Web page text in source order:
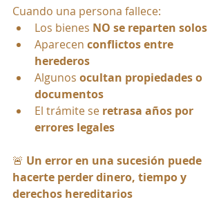
Cuando una persona fallece:
Los bienes NO se reparten solos
Aparecen conflictos entre
herederos
Algunos ocultan propiedades o
documentos
El trámite se retrasa años por
errores legales
🚨 Un error en una sucesión puede
hacerte perder dinero, tiempo y
derechos hereditarios